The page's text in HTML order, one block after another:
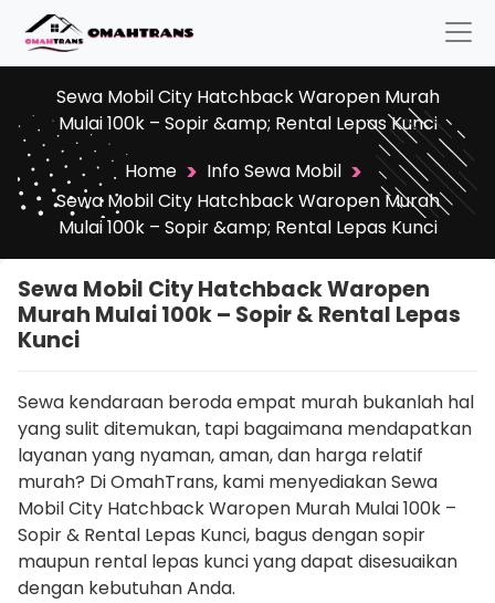
Sewa Mobil City Hatchback Waropen Murah
Mulai 100k – Sopir &amp; Rental Lepas Kunci
Home > Info Sewa Mobil >
Sewa Mobil City Hatchback Waropen Murah
Mulai 100k – Sopir &amp; Rental Lepas Kunci
Sewa Mobil City Hatchback Waropen
Murah Mulai 100k – Sopir & Rental Lepas
Kunci
Sewa kendaraan beroda empat murah bukanlah hal
yang sulit ditemukan, tapi bagaimana mendapatkan
layanan yang nyaman, aman, dan harga relatif
murah? Di OmahTrans, kami menyediakan Sewa
Mobil City Hatchback Waropen Murah Mulai 100k –
Sopir & Rental Lepas Kunci, bagus dengan sopir
maupun rental lepas kunci yang dapat disesuaikan
dengan kebutuhan Anda.